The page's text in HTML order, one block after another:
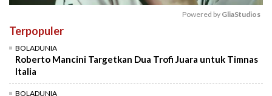
Powered by GliaStudios
Terpopuler
BOLADUNIA
Roberto Mancini Targetkan Dua Trofi Juara untuk Timnas
Italia
BOLADUNIA